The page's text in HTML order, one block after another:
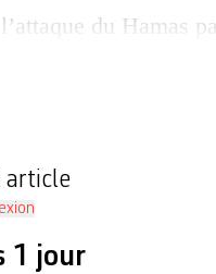
du Hamas
article
1 jour